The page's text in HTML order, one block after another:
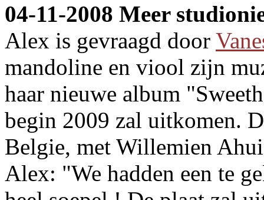
04-11-2008 Meer
Alex is gevraagd door
mandoline en viool zijn
haar nieuwe album
begin 2009 zal uitkomen.
Belgie, met Willemien
Alex: "We hadden een te